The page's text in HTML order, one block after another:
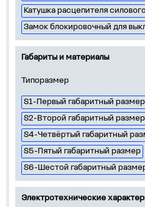
Катушка расцепителя
Замок блокировочный для
Габариты и материалы
Типоразмер
S1-Первый габаритный размер
S2-Второй габаритный размер
S4-Четвёртый габаритный
S5-Пятый габаритный размер
S6-Шестой габаритный
Электротехнические